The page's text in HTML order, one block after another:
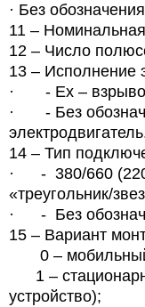
· Без
11 –
12 – Число
13 – Исполнение
· - Ех –
· - Без
14 – Тип
· - 380/660
«треугольник/
· - Без
15 – Вариант
0 – мобильный
1 –
устройство);